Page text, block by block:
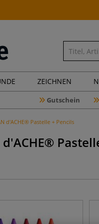
ZEICHNEN
Gutschein
d'ACHE® Pastelle + Pencils
d'ACHE®